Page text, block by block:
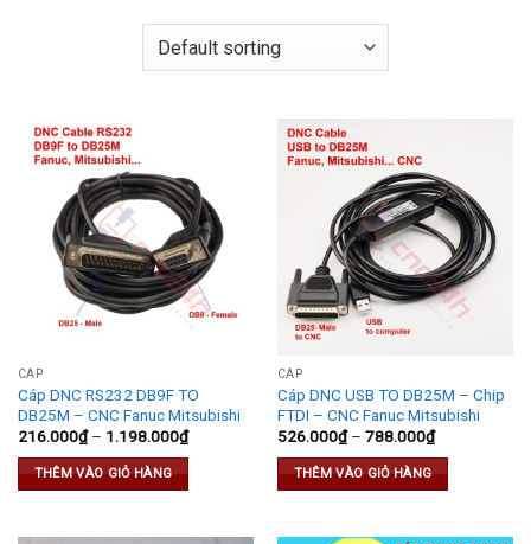
CÁP
Cáp DNC RS232 DB9F TO
DB25M – CNC Fanuc Mitsubishi
216.000₫– 1.198.000₫
THÊM VÀO GIỎ HÀNG
CÁP
Cáp DNC USB TO DB25M – Chip
FTDI – CNC Fanuc Mitsubishi
526.000₫– 788.000₫
THÊM VÀO GIỎ HÀNG